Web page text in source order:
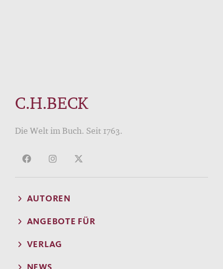
C.H.BECK
Die Welt im Buch. Seit 1763.
AUTOREN
ANGEBOTE FÜR
VERLAG